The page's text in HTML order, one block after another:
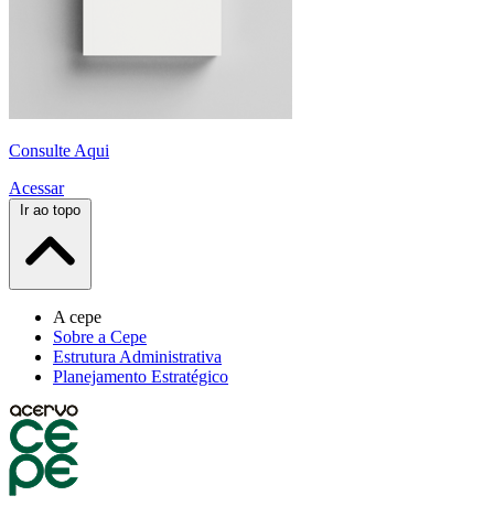
Consulte Aqui
Acessar
Ir ao topo
A cepe
Sobre a Cepe
Estrutura Administrativa
Planejamento Estratégico